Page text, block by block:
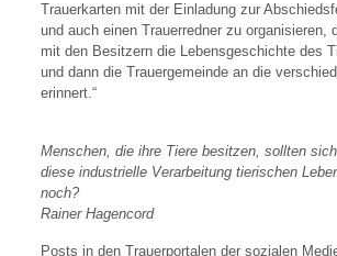
Trauerkarten mit der Einladung zur
und auch einen Trauerredner zu organisieren,
mit den Besitzern die Lebensgeschichte des
und dann die Trauergemeinde an die
erinnert.“
Menschen, die ihre Tiere besitzen, sollten
diese industrielle Verarbeitung tierischen
noch?
Rainer Hagencord
Posts in den Trauerportalen der sozialen